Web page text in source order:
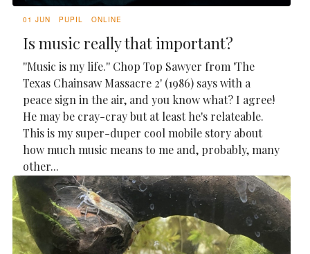
01 JUN PUPIL ONLINE
Is music really that important?
''Music is my life.'' Chop Top Sawyer from 'The
Texas Chainsaw Massacre 2' (1986) says with a
peace sign in the air, and you know what? I agree!
He may be cray-cray but at least he's relateable.
This is my super-duper cool mobile story about
how much music means to me and, probably, many
other...